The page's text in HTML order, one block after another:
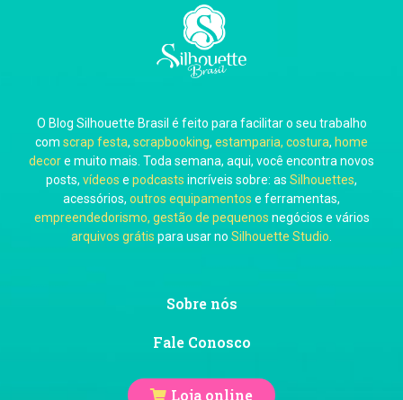
Carla Eschberger
Carol Pessoa
Ju Mirthes
O Blog Silhouette Brasil é feito para facilitar o seu trabalho
com scrap festa, scrapbooking, estamparia, costura, home
decore muito mais. Toda semana, aqui, você encontra novos
posts, vídeos e podcasts incríveis sobre: as Silhouettes,
acessórios, outros equipamentos e ferramentas,
empreendedorismo, gestão de pequenos negócios e vários
arquivos grátis para usar no Silhouette Studio
Sobre nós
Fale Conosco
Loja online